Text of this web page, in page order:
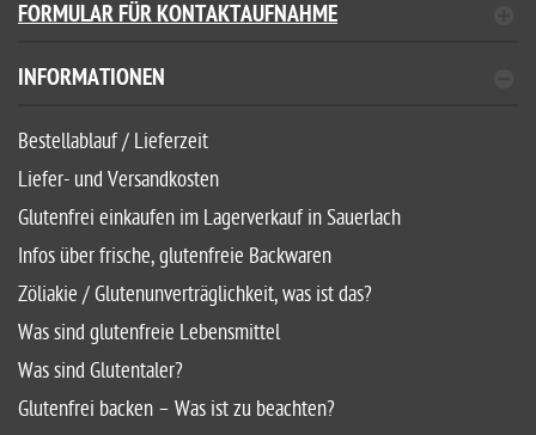
FORMULAR FÜR KONTAKTAUFNAHME
INFORMATIONEN
Bestellablauf / Lieferzeit
Liefer- und Versandkosten
Glutenfrei einkaufen im Lagerverkauf in Sauerlach
Infos über frische, glutenfreie Backwaren
Zöliakie / Glutenunverträglichkeit, was ist das?
Was sind glutenfreie Lebensmittel
Was sind Glutentaler?
Glutenfrei backen – Was ist zu beachten?